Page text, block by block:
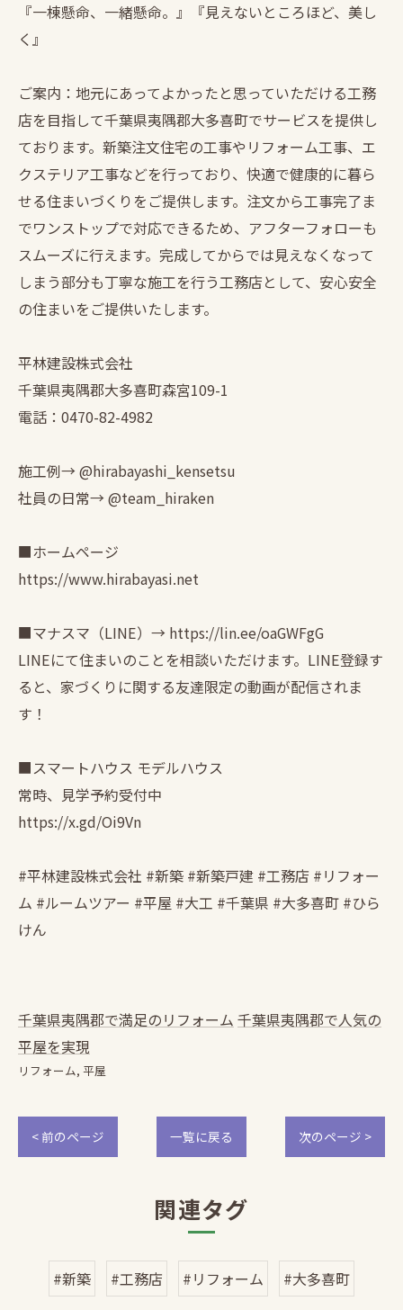
『一棟懸命、一緒懸命。』『見えないところほど、美し
く』
ご案内：地元にあってよかったと思っていただける工務
店を目指して千葉県夷隅郡大多喜町でサービスを提供し
ております。新築注文住宅の工事やリフォーム工事、エ
クステリア工事などを行っており、快適で健康的に暮ら
せる住まいづくりをご提供します。注文から工事完了ま
でワンストップで対応できるため、アフターフォローも
スムーズに行えます。完成してからでは見えなくなって
しまう部分も丁寧な施工を行う工務店として、安心安全
の住まいをご提供いたします。
平林建設株式会社
千葉県夷隅郡大多喜町森宮109-1
電話：0470-82-4982
施工例→ @hirabayashi_kensetsu
社員の日常→ @team_hiraken
■ホームページ
https://www.hirabayasi.net
■マナスマ（LINE）→ https://lin.ee/oaGWFgG
LINEにて住まいのことを相談いただけます。LINE登録す
ると、家づくりに関する友達限定の動画が配信されま
す！
■スマートハウス モデルハウス
常時、見学予約受付中
https://x.gd/Oi9Vn
#平林建設株式会社 #新築 #新築戸建 #工務店 #リフォー
ム #ルームツアー #平屋 #大工 #千葉県 #大多喜町 #ひら
けん
千葉県夷隅郡で満足のリフォーム 千葉県夷隅郡で人気の
平屋を実現
リフォーム 平屋
< 前のページ 一覧に戻る 次のページ >
関連タグ
#新築 #工務店 #リフォーム #大多喜町